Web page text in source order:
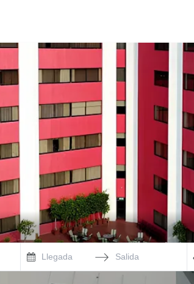
Press the down arrow key to interact
Press the down